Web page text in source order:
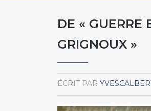
DE « GUERRE
GRIGNOUX »
ÉCRIT PAR